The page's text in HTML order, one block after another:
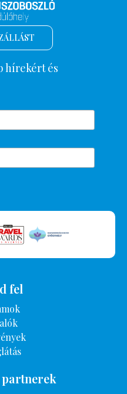
KERESÉSE
hírekért és
fel
partnerek